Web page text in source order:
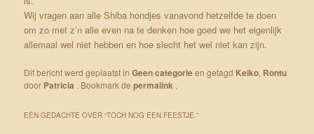
Wij vragen aan alle Shiba hondjes vanavond hetzelfde te doen
om zo met z’n alle even na te denken hoe goed we het eigenlijk
allemaal wel niet hebben en hoe slecht het wel niet kan zijn.
Dit bericht werd geplaatst inGeen categorieen getagd Keiko, Rontu
door Patricia . Bookmark depermalink .
EÉN GEDACHTE OVER “TOCH NOG EEN FEESTJE.”